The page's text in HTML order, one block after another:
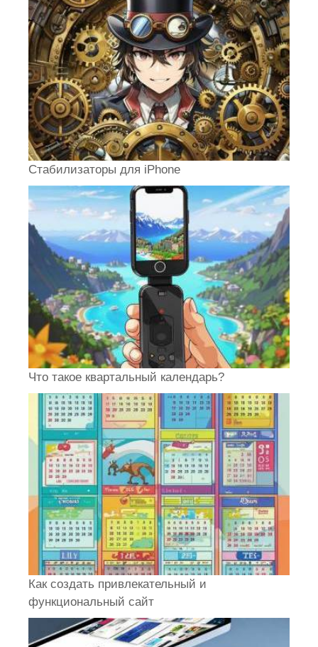
Стабилизаторы для iPhone
Что такое квартальный календарь?
Как создать привлекательный и
функциональный сайт